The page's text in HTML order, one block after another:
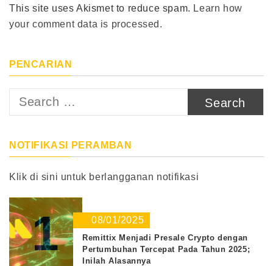
This site uses Akismet to reduce spam. Learn how
your comment data is processed.
PENCARIAN
Search
NOTIFIKASI PERAMBAN
Klik di sini untuk berlangganan notifikasi
1 08/01/2025
Remittix Menjadi Presale Crypto dengan
Pertumbuhan Tercepat Pada Tahun 2025;
Inilah Alasannya